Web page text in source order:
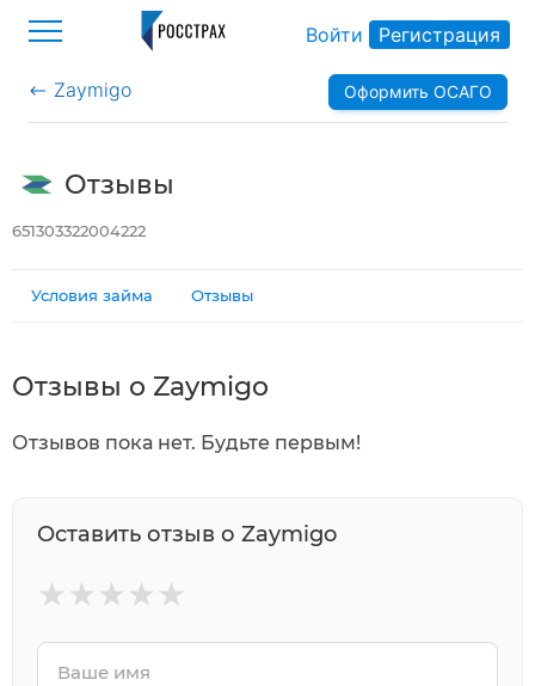
Войти Регистрация
Zaymigo
> Оформить ОСАГО
Отзывы
651303322004222
Условия займа Отзывы
Отзывы о Zaymigo
Отзывов пока нет. Будьте первым!
Оставить отзыв о Zaymigo
★
★
★
★
★